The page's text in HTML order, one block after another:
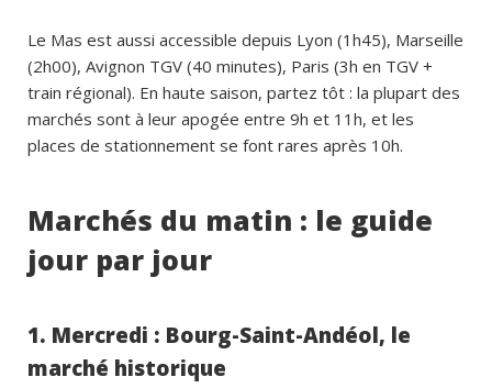
Le Mas est aussi accessible depuis Lyon (1h45), Marseille
(2h00), Avignon TGV (40 minutes), Paris (3h en TGV +
train régional). En haute saison, partez tôt : la plupart des
marchés sont à leur apogée entre 9h et 11h, et les
places de stationnement se font rares après 10h.
Marchés du matin : le guide
jour par jour
1. Mercredi : Bourg-Saint-Andéol, le
marché historique